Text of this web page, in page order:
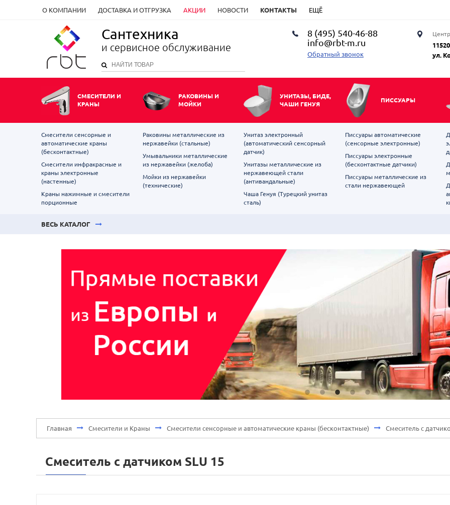
О КОМПАНИИ ДОСТАВКА И ОТГРУЗКА АКЦИИ НОВОСТИ КОНТАКТЫ ЕЩЁ
Сантехника
и сервисное обслуживание
8 (495) 540-46-88
info@rbt-m.ru
Обратный звонок
ул.
СМЕСИТЕЛИ И
КРАНЫ
РАКОВИНЫ И
МОЙКИ
УНИТАЗЫ, БИДЕ,
ЧАШИ ГЕНУЯ
ПИССУАРЫ
Смесители сенсорные и
автоматические краны
(бесконтактные)
Смесители инфракрасные и
краны электронные
(настенные)
Краны нажимные и смесители
порционные
Раковины металлические из
нержавейки (стальные)
Умывальники металлические
из нержавейки (желоба)
Мойки из нержавейки
(технические)
Унитаз электронный
(автоматический сенсорный
датчик)
Унитазы металлические из
нержавеющей стали
(антивандальные)
Чаша Генуя (Турецкий унитаз
сталь)
Писсуары автоматические
(сенсорные электронные)
Писсуары электронные
(бесконтактные датчики)
Писсуары металлические из
стали нержавеющей
ВЕСЬ КАТАЛОГ
Главная Смесители и Краны Смесители сенсорные и автоматические краны (бесконтактные) Смеситель с
Смеситель с датчиком SLU 15